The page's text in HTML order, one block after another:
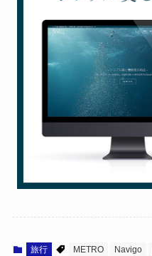
旅行 METRO Navigo